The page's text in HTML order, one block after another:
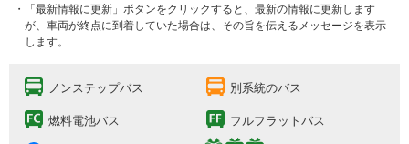
・「最新情報に更新」ボタンをクリックすると、最新の情報に更新します
が、車両が終点に到着していた場合は、その旨を伝えるメッセージを表示
します。
ノンステップバス 別系統のバス
燃料電池バス フルフラットバス